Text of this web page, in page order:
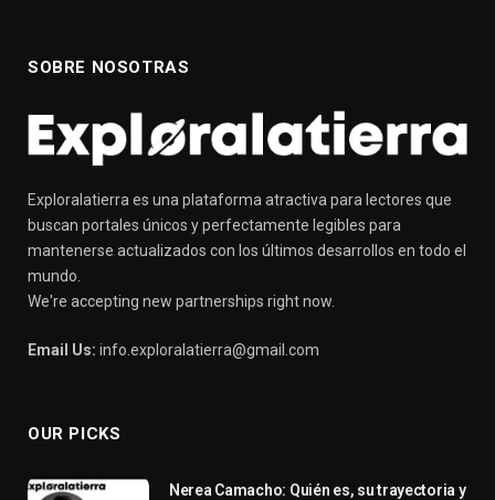
SOBRE NOSOTRAS
Exploralatierra es una plataforma atractiva para lectores que
buscan portales únicos y perfectamente legibles para
mantenerse actualizados con los últimos desarrollos en todo el
mundo.
We're accepting new partnerships right now.
Email Us: info.exploralatierra@gmail.com
OUR PICKS
Nerea Camacho: Quién es, su trayectoria y